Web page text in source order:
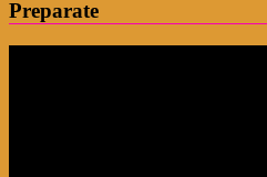
Preparate